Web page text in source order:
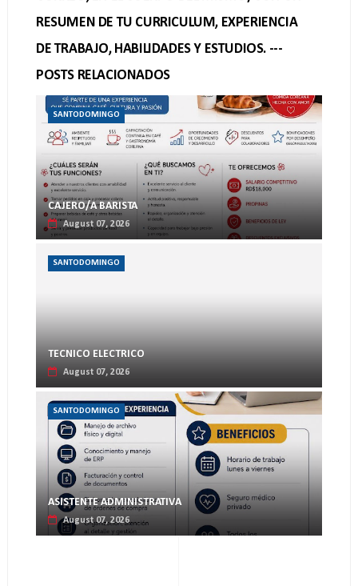
RESUMEN DE TU CURRICULUM, EXPERIENCIA
DE TRABAJO, HABILIDADES Y ESTUDIOS. ---
POSTS RELACIONADOS
SANTODOMINGO
CAJERO/A BARISTA
August 07, 2026
SANTODOMINGO
TECNICO ELECTRICO
August 07, 2026
SANTODOMINGO
ASISTENTE ADMINISTRATIVA
August 07, 2026